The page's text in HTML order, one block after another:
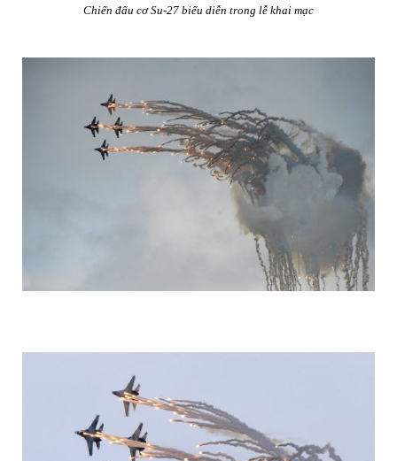
Chiến đấu cơ Su-27 biểu diễn trong lễ khai mạc